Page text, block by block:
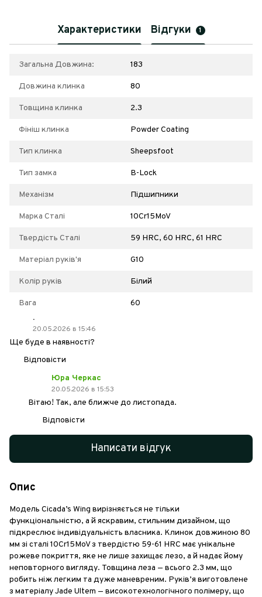
Характеристики Відгуки 1
Загальна Довжина: 183
Довжина клинка 80
Товщина клинка 2.3
Фініш клинка Powder Coating
Тип клинка Sheepsfoot
Тип замка B-Lock
Механізм Підшипники
Марка Сталі 10Cr15MoV
Твердість Сталі 59 HRC, 60 HRC, 61 HRC
Матеріал руків'я G10
Колір руків Білий
Вага
60
.
20.05.2026 в 15:46
Ще буде в наявності?
Відповісти
Юра Черкас
20.05.2026 в 15:53
Вітаю! Так, але ближче до листопада.
Відповісти
Написати відгук
Опис
Модель Cicada’s Wing вирізняється не тільки
функціональністю, а й яскравим, стильним дизайном, що
підкреслює індивідуальність власника. Клинок довжиною 80
мм зі сталі 10Cr15MoV з твердістю 59-61 HRC має унікальне
рожеве покриття, яке не лише захищає лезо, а й надає йому
неповторного вигляду. Товщина леза — всього 2.3 мм, що
робить ніж легким та дуже маневреним. Руків’я виготовлене
з матеріалу Jade Ultem — високотехнологічного полімеру, що